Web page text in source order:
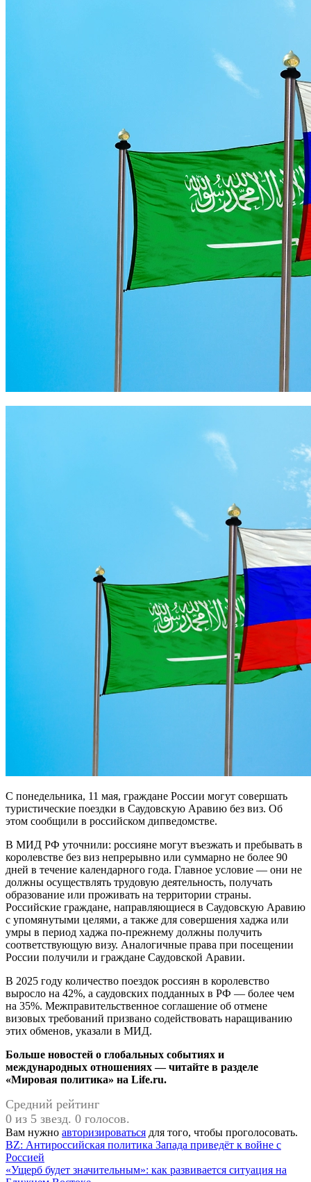
С понедельника, 11 мая, граждане России могут совершать
туристические поездки в Саудовскую Аравию без виз. Об
этом сообщили в российском дипведомстве.
В МИД РФ уточнили: россияне могут въезжать и пребывать в
королевстве без виз непрерывно или суммарно не более 90
дней в течение календарного года. Главное условие — они не
должны осуществлять трудовую деятельность, получать
образование или проживать на территории страны.
Российские граждане, направляющиеся в Саудовскую Аравию
с упомянутыми целями, а также для совершения хаджа или
умры в период хаджа по-прежнему должны получить
соответствующую визу. Аналогичные права при посещении
России получили и граждане Саудовской Аравии.
В 2025 году количество поездок россиян в королевство
выросло на 42%, а саудовских подданных в РФ — более чем
на 35%. Межправительственное соглашение об отмене
визовых требований призвано содействовать наращиванию
этих обменов, указали в МИД.
Больше новостей о глобальных событиях и
международных отношениях — читайте в разделе
«Мировая политика» на Life.ru.
Средний рейтинг
0 из 5 звезд. 0 голосов.
Вам нужно авторизироваться для того, чтобы проголосовать.
Навигация
по
BZ: Антироссийская политика Запада приведёт к войне с
Россией
«Ущерб будет значительным»: как развивается ситуация на